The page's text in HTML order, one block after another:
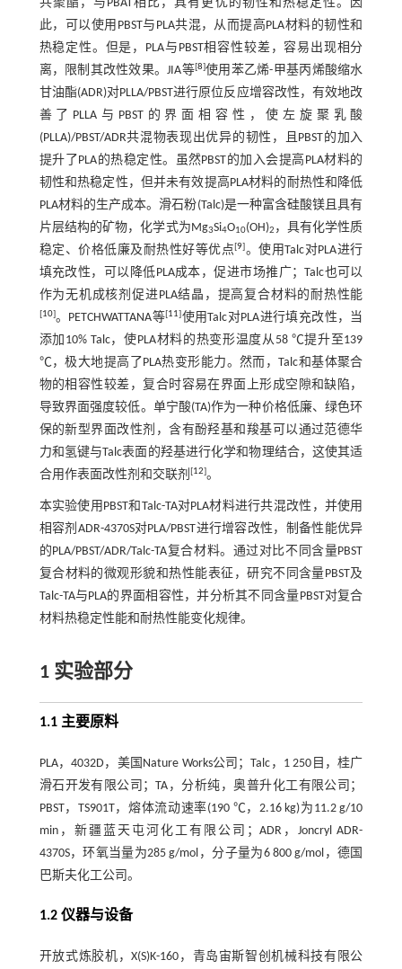
共聚酯，与PBAT相比，具有更优的韧性和热稳定性。因
此，可以使用PBST与PLA共混，从而提高PLA材料的韧性和
热稳定性。但是，PLA与PBST相容性较差，容易出现相分
离，限制其改性效果。JIA等[8]使用苯乙烯-甲基丙烯酸缩水
甘油酯(ADR)对PLLA/PBST进行原位反应增容改性，有效地改
善了PLLA与PBST的界面相容性，使左旋聚乳酸
(PLLA)/PBST/ADR共混物表现出优异的韧性，且PBST的加入
提升了PLA的热稳定性。虽然PBST的加入会提高PLA材料的
韧性和热稳定性，但并未有效提高PLA材料的耐热性和降低
PLA材料的生产成本。滑石粉(Talc)是一种富含硅酸镁且具有
片层结构的矿物，化学式为Mg3Si4O10(OH)2 ，具有化学性质
稳定、价格低廉及耐热性好等优点[9]。使用Talc对PLA进行
填充改性，可以降低PLA成本，促进市场推广；Talc也可以
作为无机成核剂促进PLA结晶，提高复合材料的耐热性能
[10]。PETCHWATTANA等[11]使用Talc对PLA进行填充改性，当
添加10% Talc，使PLA材料的热变形温度从58 ℃提升至139
℃，极大地提高了PLA热变形能力。然而，Talc和基体聚合
物的相容性较差，复合时容易在界面上形成空隙和缺陷，
导致界面强度较低。单宁酸(TA)作为一种价格低廉、绿色环
保的新型界面改性剂，含有酚羟基和羧基可以通过范德华
力和氢键与Talc表面的羟基进行化学和物理结合，这使其适
合用作表面改性剂和交联剂 [12]。
本实验使用PBST和Talc-TA对PLA材料进行共混改性，并使用
相容剂ADR-4370S对PLA/PBST进行增容改性，制备性能优异
的PLA/PBST/ADR/Talc-TA复合材料。通过对比不同含量PBST
复合材料的微观形貌和热性能表征，研究不同含量PBST及
Talc-TA与PLA的界面相容性，并分析其不同含量PBST对复合
材料热稳定性能和耐热性能变化规律。
1 实验部分
1.1 主要原料
PLA，4032D，美国Nature Works公司；Talc，1 250目，桂广
滑石开发有限公司；TA，分析纯，奥普升化工有限公司；
PBST，TS901T，熔体流动速率(190 ℃，2.16 kg)为11.2 g/10
min，新疆蓝天屯河化工有限公司；ADR，Joncryl ADR-
4370S，环氧当量为285 g/mol，分子量为6 800 g/mol，德国
巴斯夫化工公司。
1.2 仪器与设备
开放式炼胶机，X(S)K-160，青岛宙斯智创机械科技有限公